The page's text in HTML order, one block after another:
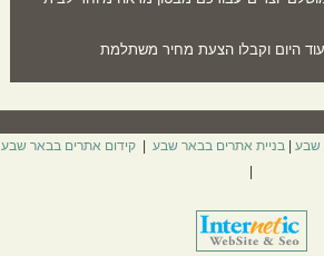
עוד היום וקבלו הצעת מחיר משתלמת
שבע |בניית אתרים בבאר שבע |קידום אתרים בבאר שבע